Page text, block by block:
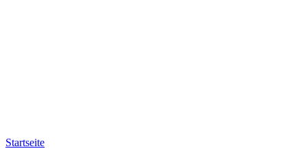
Startseite